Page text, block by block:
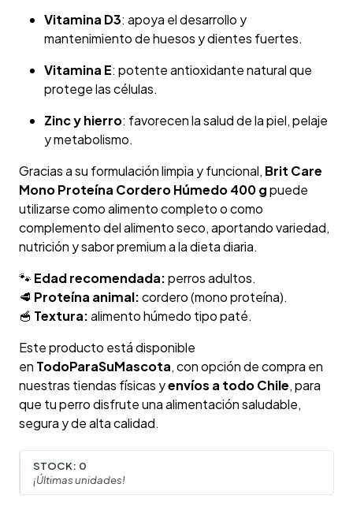
Vitamina D3: apoya el desarrollo y
mantenimiento de huesos y dientes fuertes.
Vitamina E: potente antioxidante natural que
protege las células.
Zinc y hierro: favorecen la salud de la piel, pelaje
y metabolismo.
Gracias a su formulación limpia y funcional, Brit Care
Mono Proteína Cordero Húmedo 400 gpuede
utilizarse como alimento completo o como
complemento del alimento seco, aportando variedad,
nutrición y sabor premium a la dieta diaria.
🐾 Edad recomendada:perros adultos.
🥩 Proteína animal:cordero (mono proteína).
🥣 Textura:alimento húmedo tipo paté.
Este producto está disponible
en TodoParaSuMascota, con opción de compra en
nuestras tiendas físicas yenvíos a todo Chile, para
que tu perro disfrute una alimentación saludable,
segura y de alta calidad.
STOCK: 0
¡Últimas unidades!